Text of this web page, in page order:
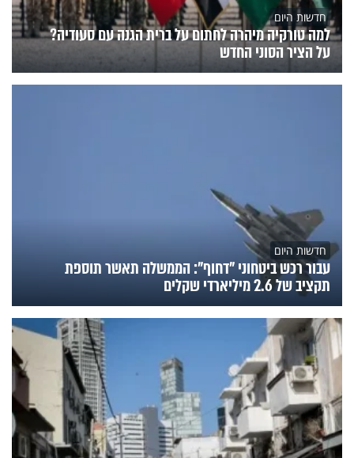
חדשות היום
למה טורקיה מיהרה לחתום על ברית הגנה עם סעודיה?
על הציר הסוני החדש
חדשות היום
עבור רכש ביטחוני "דחוף": הממשלה תאשר תוספת
תקציב של 2.6 מיליארדי שקלים